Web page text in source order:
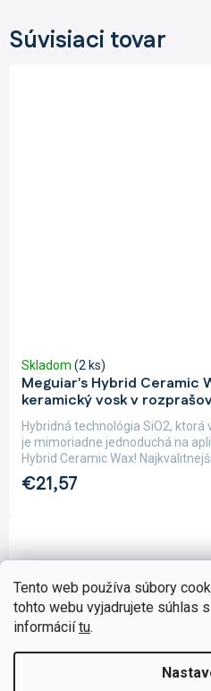
Tento web používa súbory
tohto webu vyjadrujete súhlas
informáciítu.
Súvisiaci tovar
Meguiar's Hybrid Ceramic
keramický vosk v
Skladom (2 ks)
€21,57
Hybridná technológia SiO2,
je mimoriadne jednoduchá na
Hybrid Ceramic Wax!